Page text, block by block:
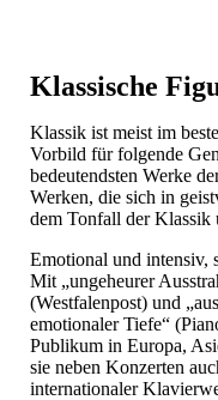
Klassische
Klassik ist meist im
Vorbild für folgende
bedeutendsten Werke
Werken, die sich in
dem Tonfall der Klassik
Emotional und intensiv,
Mit „ungeheurer
(Westfalenpost) und
emotionaler Tiefe“
Publikum in Europa,
sie neben Konzerten
internationaler